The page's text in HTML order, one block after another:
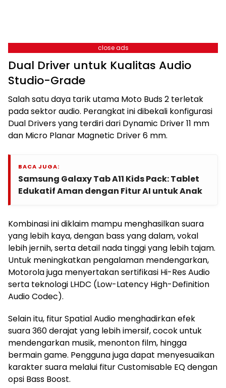
close ads
Dual Driver untuk Kualitas Audio
Studio-Grade
Salah satu daya tarik utama Moto Buds 2 terletak
pada sektor audio. Perangkat ini dibekali konfigurasi
Dual Drivers yang terdiri dari Dynamic Driver 11 mm
dan Micro Planar Magnetic Driver 6 mm.
BACA JUGA:
Samsung Galaxy Tab A11 Kids Pack: Tablet
Edukatif Aman dengan Fitur AI untuk Anak
Kombinasi ini diklaim mampu menghasilkan suara
yang lebih kaya, dengan bass yang dalam, vokal
lebih jernih, serta detail nada tinggi yang lebih tajam.
Untuk meningkatkan pengalaman mendengarkan,
Motorola juga menyertakan sertifikasi Hi-Res Audio
serta teknologi LHDC (Low-Latency High-Definition
Audio Codec).
Selain itu, fitur Spatial Audio menghadirkan efek
suara 360 derajat yang lebih imersif, cocok untuk
mendengarkan musik, menonton film, hingga
bermain game. Pengguna juga dapat menyesuaikan
karakter suara melalui fitur Customisable EQ dengan
opsi Bass Boost.